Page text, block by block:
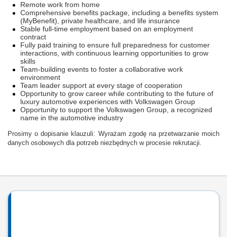
Remote work from home
Comprehensive benefits package, including a benefits system
(MyBenefit), private healthcare, and life insurance
Stable full-time employment based on an employment
contract
Fully paid training to ensure full preparedness for customer
interactions, with continuous learning opportunities to grow
skills
Team-building events to foster a collaborative work
environment
Team leader support at every stage of cooperation
Opportunity to grow career while contributing to the future of
luxury automotive experiences with Volkswagen Group
Opportunity to support the Volkswagen Group, a recognized
name in the automotive industry
Prosimy o dopisanie klauzuli: Wyrażam zgodę na przetwarzanie moich
danych osobowych dla potrzeb niezbędnych w procesie rekrutacji.